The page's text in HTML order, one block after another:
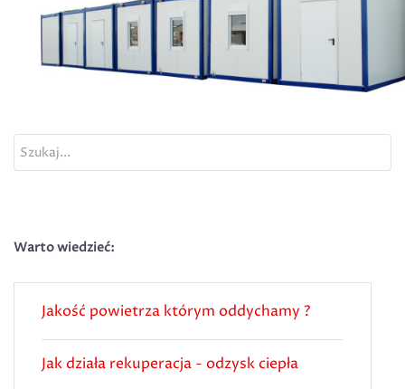
Szukaj...
Warto wiedzieć:
Jakość powietrza którym oddychamy ?
Jak działa rekuperacja - odzysk ciepła